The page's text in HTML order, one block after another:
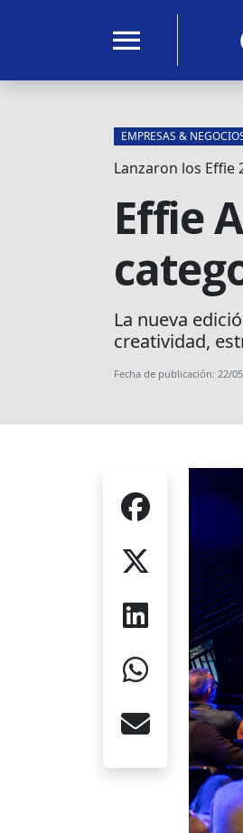
menu
EMPRESAS &
Lanzaron los Effie
Effie
La nueva
creatividad,
Fecha de publicación: 22/